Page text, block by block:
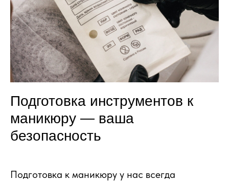
Подготовка инструментов к
маникюру — ваша
безопасность
Подготовка к маникюру у нас всегда